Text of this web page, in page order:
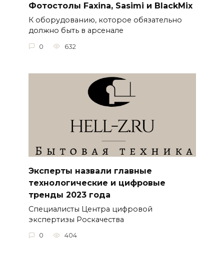
Фотостолы Faxina, Sasimi и BlackMix
К оборудованию, которое обязательно
должно быть в арсенале
0 632
Эксперты назвали главные
технологические и цифровые
тренды 2023 года
Специалисты Центра цифровой
экспертизы Роскачества
0 404